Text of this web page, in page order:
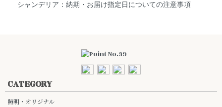
シャンデリア：納期・お届け指定日についての注意事項
CATEGORY
照明・オリジナル